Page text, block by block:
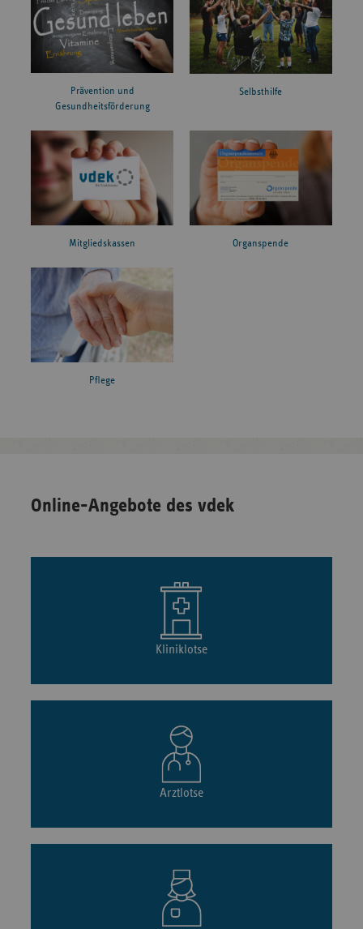
Prävention und
Gesundheitsförderung
Selbsthilfe
Mitgliedskassen Organspende
Pflege
Online-Angebote des vdek
Kliniklotse
Arztlotse